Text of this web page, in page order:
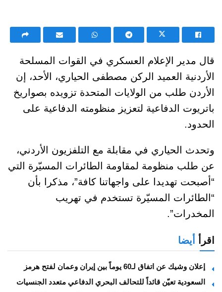
قال مدير الإعلام العسكري في القوات المسلحة
الأردنية العميد الركن مصطفى الحياري، الأحد، إن
الأردن طلب من الولايات المتحدة تزويده بصواريخ
باتريوت الدفاعية لتعزيز منظومته الدفاعية على
الحدود.
وتحدث الحياري في مقابلة مع التلفزيون الأردني،
عن طلب منظومة لمقاومة الطائرات المسيّرة التي
“أصبحت تهديدا على واجهاتنا كافة”، مذكرا بأن
“الطائرات المسيّرة تستخدم في تهريب
المخدرات”.
اقرأ أيضا
إعلان وشيك عن اتفاق لـ60 يوماً بين إيران وعمان لفتح هرمز
السعودية تعيّن قائداً للتحالف البحري الدفاعي متعدد الجنسيات